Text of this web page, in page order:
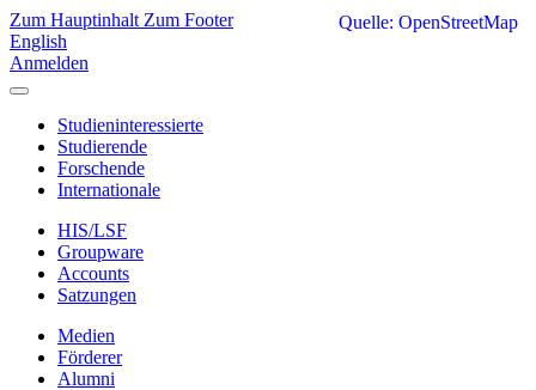
Zum Hauptinhalt Zum Footer
English
Anmelden
Studieninteressierte
Studierende
Forschende
Internationale
HIS/LSF
Groupware
Accounts
Satzungen
Medien
Förderer
Alumni
Quelle: OpenStreetMap